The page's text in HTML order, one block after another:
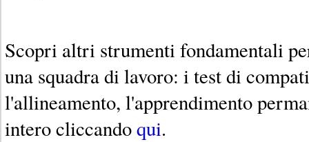
Scopri altri strumenti fondamentali
una squadra di lavoro: i test di
l'allineamento, l'apprendimento
intero cliccandoqui.